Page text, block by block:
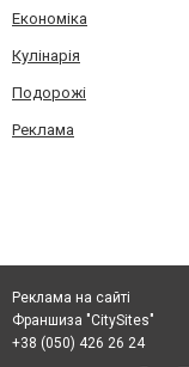
Економіка
Кулінарія
Подорожі
Реклама
Реклама на сайті
Франшиза "CitySites"
+38 (050) 426 26 24